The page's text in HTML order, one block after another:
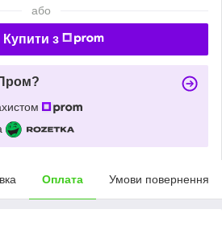
або
Купити з
Оплата Умови повернення